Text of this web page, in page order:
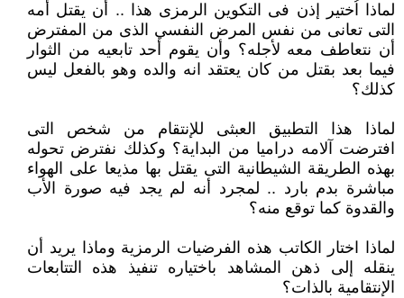
لماذا اُختير إذن فى التكوين الرمزى هذا .. أن يقتل أمه
التى تعانى من نفس المرض النفسي الذى من المفترض
أن نتعاطف معه لأجله؟ وأن يقوم أحد تابعيه من الثوار
فيما بعد بقتل من كان يعتقد انه والده وهو بالفعل ليس
كذلك؟
لماذا هذا التطبيق العبثى للإنتقام من شخص التى
افترضت آلامه دراميا من البداية؟ وكذلك نفترض تحوله
بهذه الطريقة الشيطانية التى يقتل بها مذيعا على الهواء
مباشرة بدم بارد .. لمجرد أنه لم يجد فيه صورة الأب
والقدوة كما توقع منه؟
لماذا اختار الكاتب هذه الفرضيات الرمزية وماذا يريد أن
ينقله إلى ذهن المشاهد باختياره تنفيذ هذه التتابعات
الإنتقامية بالذات؟